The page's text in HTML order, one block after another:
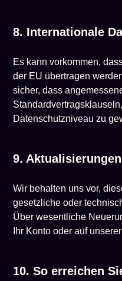
8. Internationale
Es kann vorkommen,
der EU übertragen
sicher, dass
Datenschutzniveau zu
9.
Wir behalten uns vor,
gesetzliche oder
Über wesentliche
Ihr Konto oder auf
10. So erreichen